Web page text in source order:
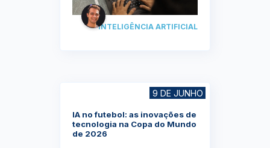
INTELIGÊNCIA ARTIFICIAL
IA no futebol: as inovações de
tecnologia na Copa do Mundo
de 2026
9 DE JUNHO